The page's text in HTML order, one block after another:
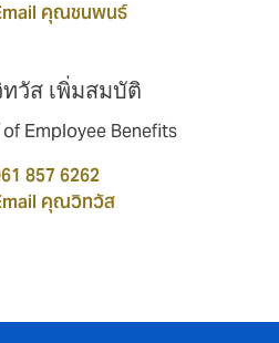
คุณชนพนธ์
วัส เพิ่มสมบัติ
of Employee Benefits
857 6262
คุณวิทวัส